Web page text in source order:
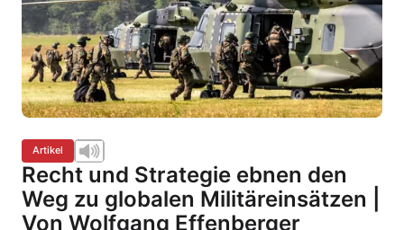
Artikel
Recht und Strategie ebnen den
Weg zu globalen Militäreinsätzen |
Von Wolfgang Effenberger